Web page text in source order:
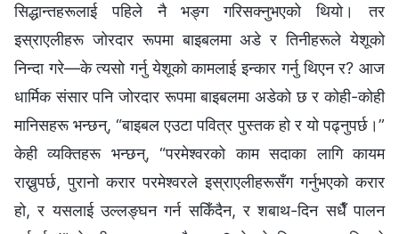
सिद्धान्तहरूलाई पहिले नै भङ्ग गरिसक्नुभएको थियो। तर
इस्राएलीहरू जोरदार रूपमा बाइबलमा अडे र तिनीहरूले येशूको
निन्दा गरे—के त्यसो गर्नु येशूको कामलाई इन्कार गर्नु थिएन र? आज
धार्मिक संसार पनि जोरदार रूपमा बाइबलमा अडेको छ र कोही-कोही
मानिसहरू भन्छन्‌, “बाइबल एउटा पवित्र पुस्तक हो र यो पढ्नुपर्छ।”
केही व्यक्तिहरू भन्छन्, “परमेश्‍वरको काम सदाका लागि कायम
राख्नुपर्छ, पुरानो करार परमेश्‍वरले इस्राएलीहरूसँग गर्नुभएको करार
हो, र यसलाई उल्लङ्घन गर्न सकिँदैन, र शबाथ-दिन सधैँ पालन